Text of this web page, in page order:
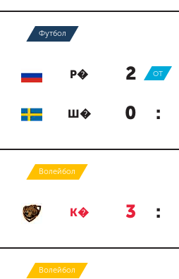
Футбол
Р� 2 :
ОТ
Ш� 0 :
Волейбол
К� 3 :
Волейбол